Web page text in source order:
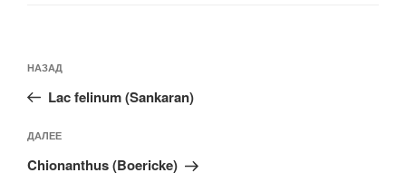
по
записям
Предыдущая
запись:
НАЗАД
Lac felinum (Sankaran)
Следующая
запись
ДАЛЕЕ
Chionanthus (Boericke)